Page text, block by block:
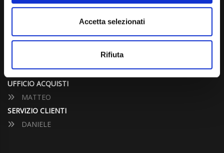
Accetta selezionati
Rifiuta
UFFICIO VENDITE
ALESSANDRO
UFFICIO ACQUISTI
MATTEO
SERVIZIO CLIENTI
DANIELE